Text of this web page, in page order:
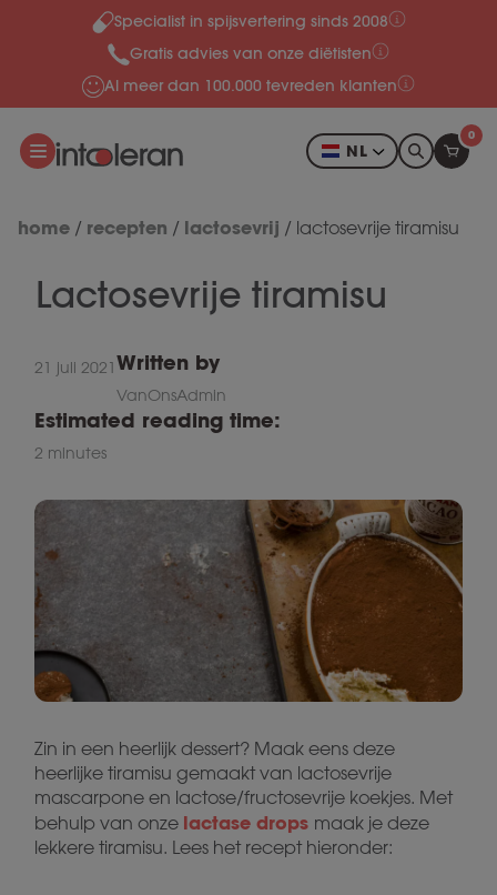
Meteen naar de content
Specialist in spijsvertering sinds 2008
Gratis advies van onze diëtisten
Al meer dan 100.000 tevreden klanten
NL
0
home / recepten / lactosevrij / lactosevrije tiramisu
Lactosevrije tiramisu
21 juli 2021Written by
VanOnsAdmin
Estimated reading time:
2 minutes
Zin in een heerlijk dessert? Maak eens deze
heerlijke tiramisu gemaakt van lactosevrije
mascarpone en lactose/fructosevrije koekjes. Met
behulp van onze lactase drops maak je deze
lekkere tiramisu. Lees het recept hieronder: